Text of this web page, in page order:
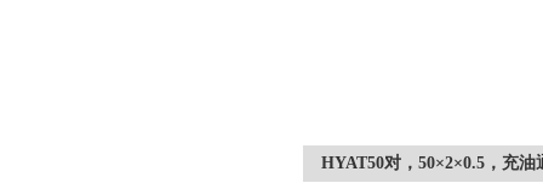
HYAT50对，50×2×0.5，充